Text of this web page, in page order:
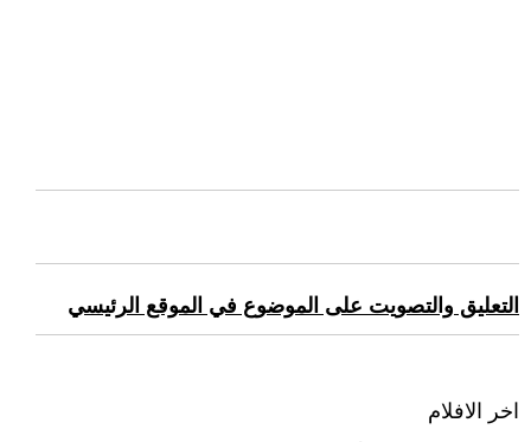
التعليق والتصويت على الموضوع في الموقع الرئيسي
اخر الافلام